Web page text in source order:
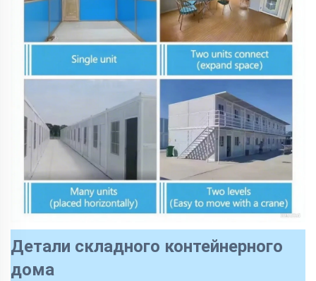
Детали складного контейнерного
дома